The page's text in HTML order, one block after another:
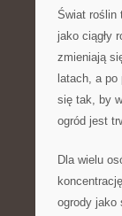
Świat roślin
jako ciągły
zmieniają
latach, a
się tak, by
ogród jest
Dla wielu
ogrody jako